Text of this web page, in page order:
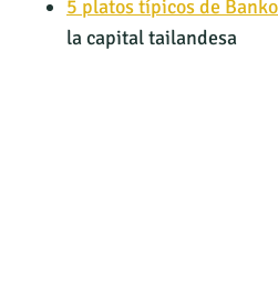
5 platos típicos de
la capital tailandesa